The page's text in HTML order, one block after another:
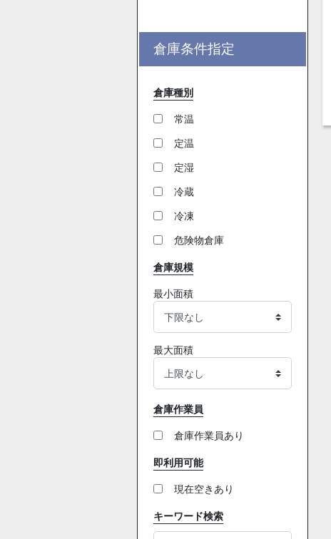
倉庫条件指定
倉庫種別
常温
定温
定湿
冷蔵
冷凍
危険物倉庫
倉庫規模
最小面積
最大面積
倉庫作業員
倉庫作業員あり
即利用可能
現在空きあり
キーワード検索